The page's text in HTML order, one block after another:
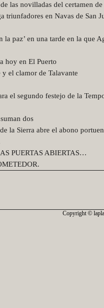
las novilladas del certamen
triunfadores en Navas de San
paz’ en una tarde en la que
hoy en El Puerto
el clamor de Talavante
el segundo festejo de la
dos
la Sierra abre el abono
PUERTAS ABIERTAS…
Copyright ©